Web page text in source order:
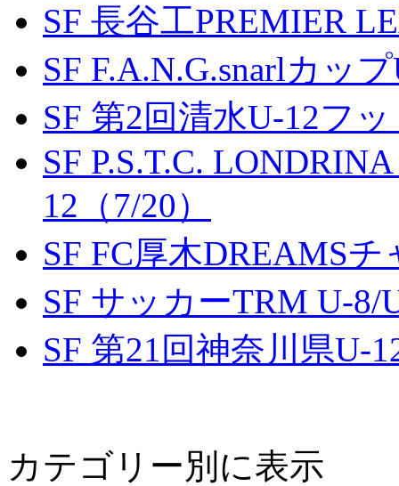
SF 長谷工PREMIER
SF F.A.N.G.snarlカッ
SF 第2回清水U-12フ
SF P.S.T.C.
12（7/20）
SF FC厚木DREAMS
SF サッカーTRM U-8/
SF 第21回神奈川県U-
カテゴリー別に表示